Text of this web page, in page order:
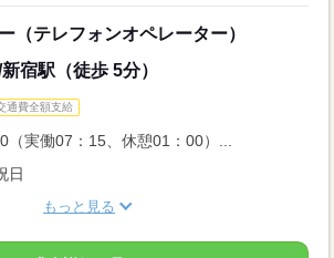
（テレフォンオペレーター）
宿駅（徒歩 5分）
通費全額支給
（実働07：15、休憩01：00）...
日
もっと見る